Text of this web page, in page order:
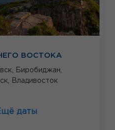
ВОСТОКА
Биробиджан,
Владивосток
даты